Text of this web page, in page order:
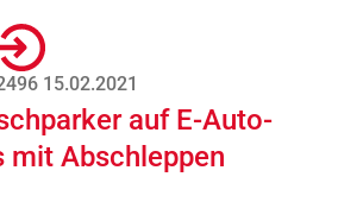
15.02.2021
auf E-Auto-
mit Abschleppen